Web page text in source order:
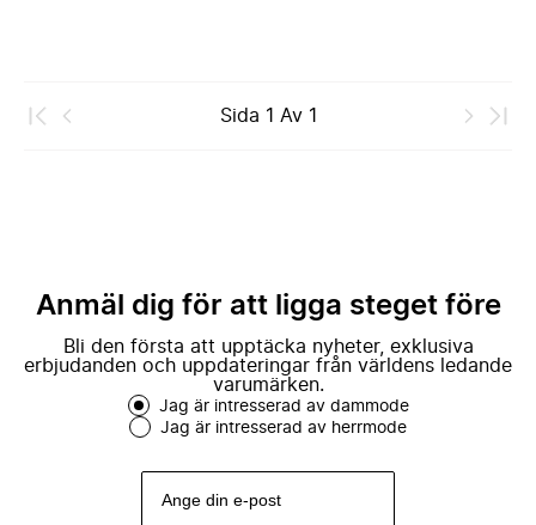
Sida 1 Av 1
Anmäl dig för att ligga steget före
Bli den första att upptäcka nyheter, exklusiva
erbjudanden och uppdateringar från världens ledande
varumärken.
Jag är intresserad av dammode
Jag är intresserad av herrmode